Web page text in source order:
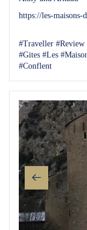
https://les-maisons-
#Traveller
#Gites #Les
#Conflent